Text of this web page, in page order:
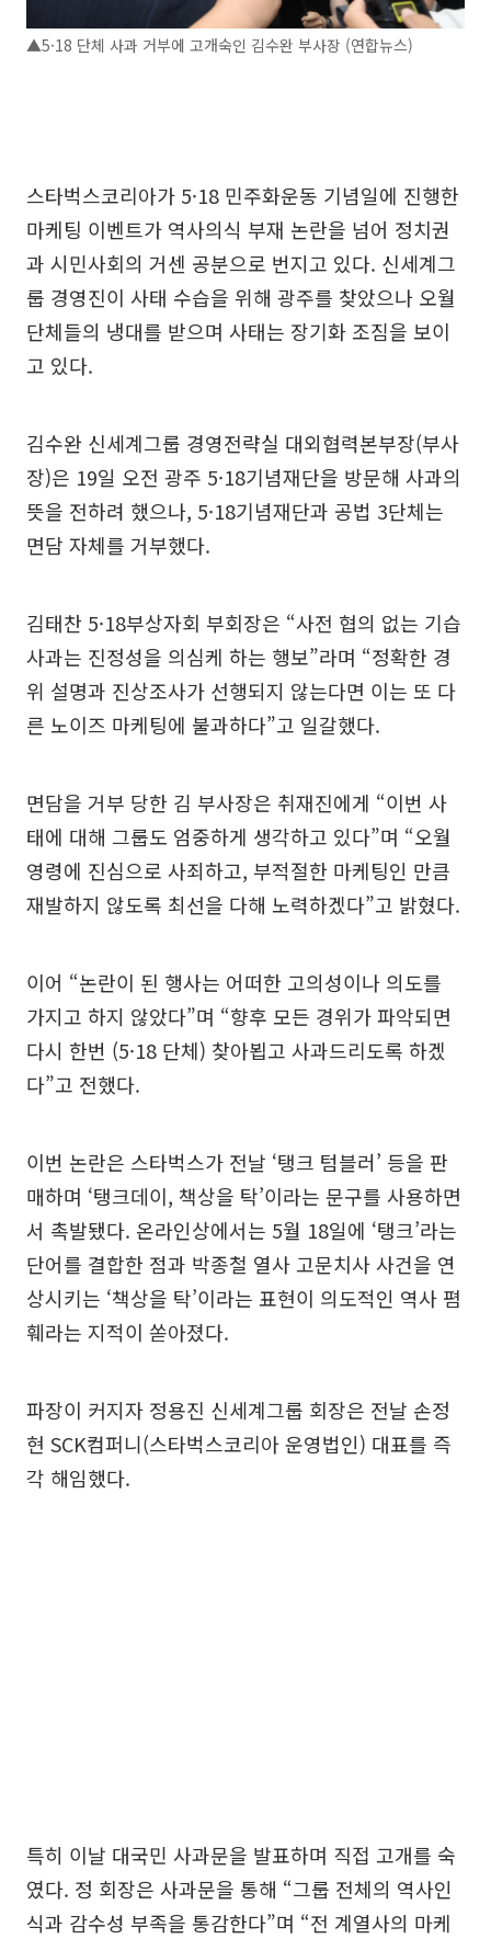
▲5·18 단체 사과 거부에 고개숙인 김수완 부사장 (연합뉴스)
스타벅스코리아가 5·18 민주화운동 기념일에 진행한
마케팅 이벤트가 역사의식 부재 논란을 넘어 정치권
과 시민사회의 거센 공분으로 번지고 있다. 신세계그
룹 경영진이 사태 수습을 위해 광주를 찾았으나 오월
단체들의 냉대를 받으며 사태는 장기화 조짐을 보이
고 있다.
김수완 신세계그룹 경영전략실 대외협력본부장(부사
장)은 19일 오전 광주 5·18기념재단을 방문해 사과의
뜻을 전하려 했으나, 5·18기념재단과 공법 3단체는
면담 자체를 거부했다.
김태찬 5·18부상자회 부회장은 “사전 협의 없는 기습
사과는 진정성을 의심케 하는 행보”라며 “정확한 경
위 설명과 진상조사가 선행되지 않는다면 이는 또 다
른 노이즈 마케팅에 불과하다”고 일갈했다.
면담을 거부 당한 김 부사장은 취재진에게 “이번 사
태에 대해 그룹도 엄중하게 생각하고 있다”며 “오월
영령에 진심으로 사죄하고, 부적절한 마케팅인 만큼
재발하지 않도록 최선을 다해 노력하겠다”고 밝혔다.
이어 “논란이 된 행사는 어떠한 고의성이나 의도를
가지고 하지 않았다”며 “향후 모든 경위가 파악되면
다시 한번 (5·18 단체) 찾아뵙고 사과드리도록 하겠
다”고 전했다.
이번 논란은 스타벅스가 전날 ‘탱크 텀블러’ 등을 판
매하며 ‘탱크데이, 책상을 탁’이라는 문구를 사용하면
서 촉발됐다. 온라인상에서는 5월 18일에 ‘탱크’라는
단어를 결합한 점과 박종철 열사 고문치사 사건을 연
상시키는 ‘책상을 탁’이라는 표현이 의도적인 역사 폄
훼라는 지적이 쏟아졌다.
파장이 커지자 정용진 신세계그룹 회장은 전날 손정
현 SCK컴퍼니(스타벅스코리아 운영법인) 대표를 즉
각 해임했다.
특히 이날 대국민 사과문을 발표하며 직접 고개를 숙
였다. 정 회장은 사과문을 통해 “그룹 전체의 역사인
식과 감수성 부족을 통감한다”며 “전 계열사의 마케